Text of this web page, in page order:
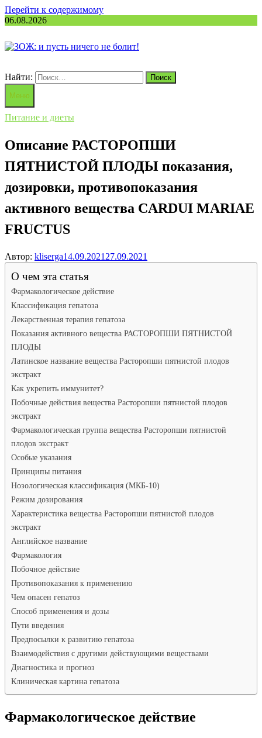
Перейти к содержимому
06.08.2026
Найти:
Меню
Питание и диеты
Описание РАСТОРОПШИ
ПЯТНИСТОЙ ПЛОДЫ показания,
дозировки, противопоказания
активного вещества CARDUI MARIAE
FRUCTUS
Автор: kliserga14.09.2021 27.09.2021
О чем эта статья
Фармакологическое действие
Классификация гепатоза
Лекарственная терапия гепатоза
Показания активного вещества РАСТОРОПШИ ПЯТНИСТОЙ
ПЛОДЫ
Латинское название вещества Расторопши пятнистой плодов
экстракт
Как укрепить иммунитет?
Побочные действия вещества Расторопши пятнистой плодов
экстракт
Фармакологическая группа вещества Расторопши пятнистой
плодов экстракт
Особые указания
Принципы питания
Нозологическая классификация (МКБ-10)
Режим дозирования
Характеристика вещества Расторопши пятнистой плодов
экстракт
Английское название
Фармакология
Побочное действие
Противопоказания к применению
Чем опасен гепатоз
Способ применения и дозы
Пути введения
Предпосылки к развитию гепатоза
Взаимодействия с другими действующими веществами
Диагностика и прогноз
Клиническая картина гепатоза
Фармакологическое действие